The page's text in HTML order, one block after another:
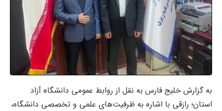
به گزارش خلیج فارس به نقل از روابط عمومی دانشگاه آزاد
استان؛ رازقی با اشاره به ظرفیت‌های علمی و تخصصی دانشگاه،